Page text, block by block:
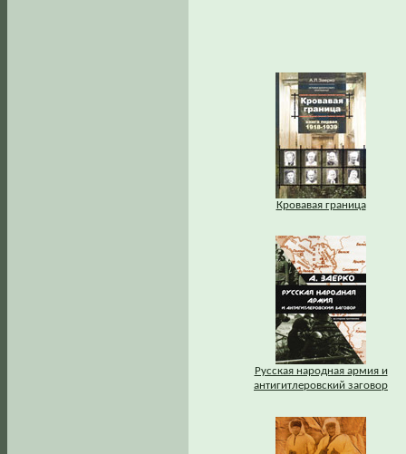
Кровавая граница
Русская народная армия и
антигитлеровский заговор